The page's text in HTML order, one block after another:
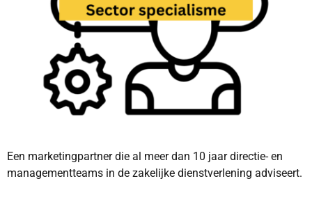
Een marketingpartner die al meer dan 10 jaar directie- en
managementteams in de zakelijke dienstverlening adviseert.